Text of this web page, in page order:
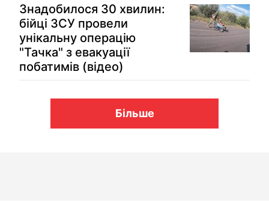
Знадобилося 30 хвилин:
бійці ЗСУ провели
унікальну операцію
"Тачка" з евакуації
побатимів (відео)
Більше